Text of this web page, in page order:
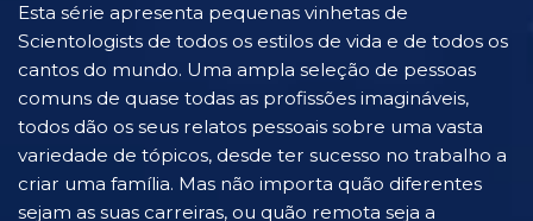
Esta série apresenta pequenas vinhetas de
Scientologists de todos os estilos de vida e de todos os
cantos do mundo. Uma ampla seleção de pessoas
comuns de quase todas as profissões imagináveis,
todos dão os seus relatos pessoais sobre uma vasta
variedade de tópicos, desde ter sucesso no trabalho a
criar uma família. Mas não importa quão diferentes
sejam as suas carreiras, ou quão remota seja a